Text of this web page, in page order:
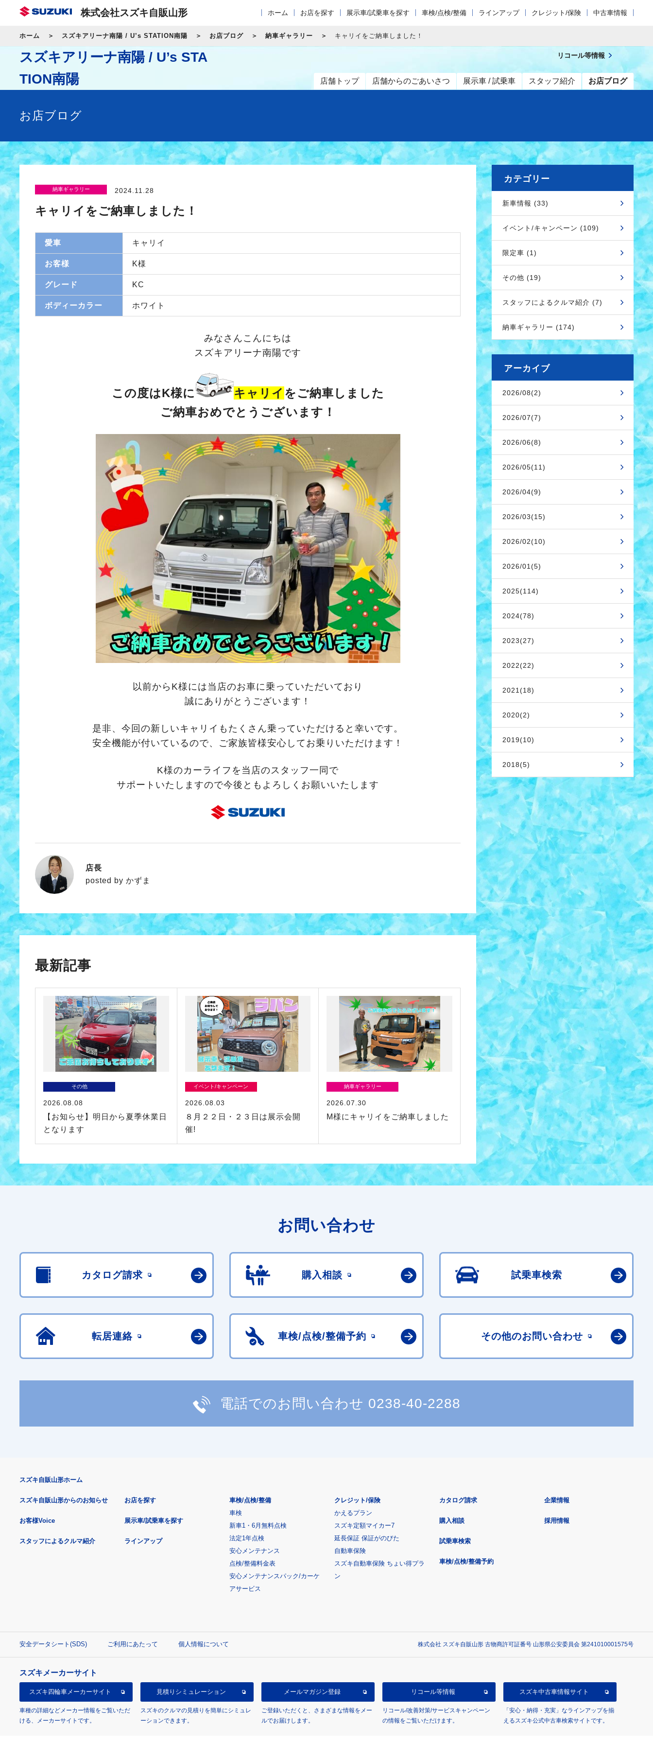
株式会社スズキ自販山形 ホーム お店を探す 展示車/試乗車を探す 車検/点検/整備 ラインアップ クレジット/保険 中古車情報
ホーム スズキアリーナ南陽 / U’s STATION南陽 お店ブログ 納車ギャラリー キャリイをご納車しました！
スズキアリーナ南陽 / U’s STA
TION南陽
店舗トップ 店舗からのごあいさつ 展示車 / 試乗車 スタッフ紹介 お店ブログ
リコール等情報
お店ブログ
納車ギャラリー 2024.11.28
キャリイをご納車しました！
愛車 キャリイ
お客様 K様
グレード KC
ボディーカラー ホワイト
みなさんこんにちは
スズキアリーナ南陽です
この度はK様に キャリイ をご納車しました
ご納車おめでとうございます！
以前からK様には当店のお車に乗っていただいており
誠にありがとうございます！
是非、今回の新しいキャリイもたくさん乗っていただけると幸いです。
安全機能が付いているので、ご家族皆様安心してお乗りいただけます！
K様のカーライフを当店のスタッフ一同で
サポートいたしますので今後ともよろしくお願いいたします
かずま
店長
posted by かずま
最新記事
その他
2026.08.08
【お知らせ】明日から夏季休業日
となります
イベント/キャンペーン
2026.08.03
８月２２日・２３日は展示会開
催!
納車ギャラリー
2026.07.30
M様にキャリイをご納車しました
カテゴリー
新車情報 (33)
イベント/キャンペーン (109)
限定車 (1)
その他 (19)
スタッフによるクルマ紹介 (7)
納車ギャラリー (174)
アーカイブ
2026/08(2)
2026/07(7)
2026/06(8)
2026/05(11)
2026/04(9)
2026/03(15)
2026/02(10)
2026/01(5)
2025(114)
2024(78)
2023(27)
2022(22)
2021(18)
2020(2)
2019(10)
2018(5)
お問い合わせ
カタログ請求 購入相談 試乗車検索
転居連絡 車検/点検/整備予約 その他のお問い合わせ
電話でのお問い合わせ 0238-40-2288
スズキ自販山形ホーム
スズキ自販山形からのお知らせ
お客様Voice
スタッフによるクルマ紹介
お店を探す
展示車/試乗車を探す
ラインアップ
車検/点検/整備
車検
新車1・6月無料点検
法定1年点検
安心メンテナンス
点検/整備料金表
安心メンテナンスパック/カーケ
アサービス
クレジット/保険
かえるプラン
スズキ定額マイカー7
延長保証 保証がのびた
自動車保険
スズキ自動車保険 ちょい得プラ
ン
カタログ請求
購入相談
試乗車検索
車検/点検/整備予約
企業情報
採用情報
安全データシート(SDS) ご利用にあたって 個人情報について 株式会社 スズキ自販山形 古物商許可証番号 山形県公安委員会 第241010001575号
スズキメーカーサイト
スズキ四輪車メーカーサイト
車種の詳細などメーカー情報をご覧いただ
ける、メーカーサイトです。
見積り シミュレーション
スズキのクルマの見積りを簡単にシミュレ
ーションできます。
メールマガジン登録
ご登録いただくと、さまざまな情報をメー
ルでお届けします。
リコール等情報
リコール/改善対策/サービスキャンペーン
の情報をご覧いただけます。
スズキ中古車情報サイト
「安心・納得・充実」なラインアップを揃
えるスズキ公式中古車検索サイトです。